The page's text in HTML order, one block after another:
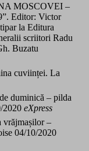
MOSCOVEI –
Editor: Victor
la Editura
scriitori Radu
Buzatu
cuviinței. La
duminică – pilda
2020 eXpress
vrăjmașilor –
04/10/2020